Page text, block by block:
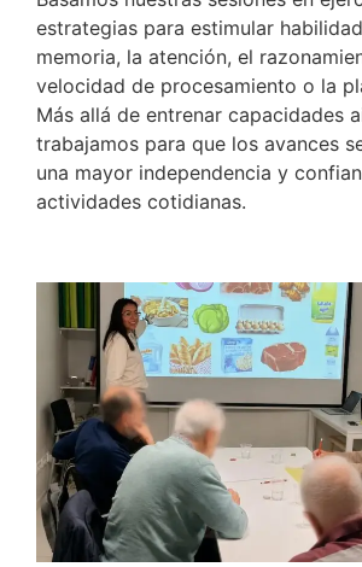
estrategias para estimular
memoria, la atención, el
velocidad de procesamiento o la
Más allá de entrenar capacidades
trabajamos para que los avances
una mayor independencia y
actividades cotidianas.